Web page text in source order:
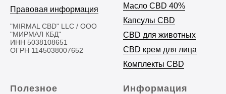
Правовая информация
"MIRMAL CBD" LLC / ООО
"МИРМАЛ КБД"
ИНН 5038108651
ОГРН 1145038007652
Масло CBD 40%
Капсулы CBD
CBD для животных
CBD крем для лица
Комплекты CBD
Полезное Информация